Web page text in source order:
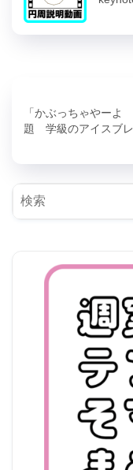
「かぶっちゃやー
題 学級のアイスブ